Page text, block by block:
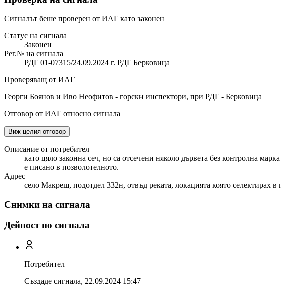
Сигналът беше проверен от ИАГ като законен
Статус на сигнала
Законен
Рег.№ на сигнала
РДГ 01-07315/24.09.2024 г. РДГ Берковица
Проверяващ от ИАГ
Георги Боянов и Иво Неофитов - горски инспектори, при РДГ - Берковица
Отговор от ИАГ относно сигнала
Виж целия отговор
Описание от потребител
като цяло законна сеч, но са отсечени няколо дървета без контролна
е писано в позволотелното.
Адрес
село Макреш, подотдел 332н, отвъд реката, локацията която селектирах
Снимки на сигнала
Дейност по сигнала
Потребител
Създаде сигнала, 22.09.2024 15:47